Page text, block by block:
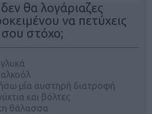
θα λογάριαζες
να πετύχεις
στόχο;
μία αυστηρή διατροφή
και βόλτες
θάλασσα